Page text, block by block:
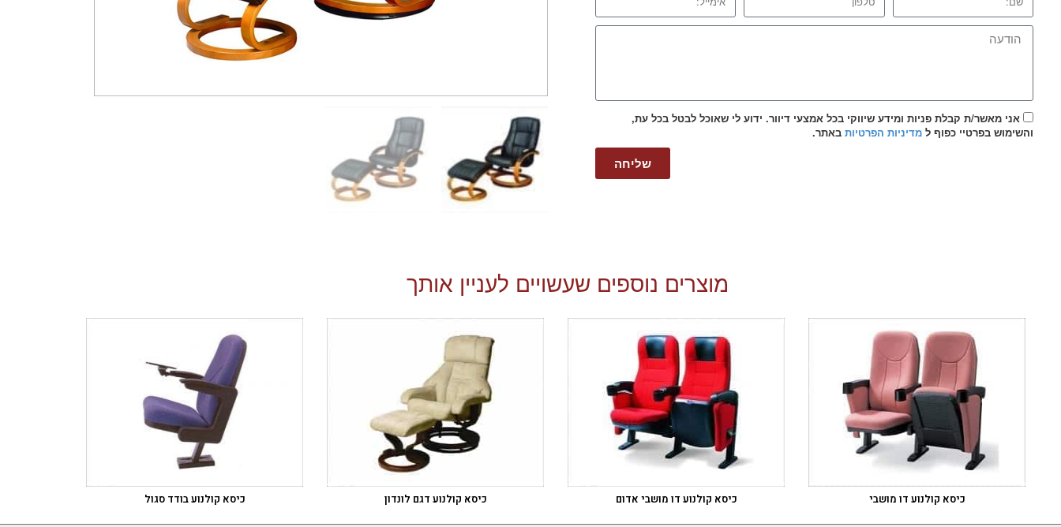
אני מאשר/ת קבלת פניות ומידע שיווקי בכל אמצעי דיוור. ידוע לי שאוכל לבטל בכל עת,
והשימוש בפרטיי כפוף ל מדיניות הפרטיות באתר.
שליחה
מוצרים נוספים שעשויים לעניין אותך
כיסא קולנוע דו מושבי כיסא קולנוע דו מושבי אדום כיסא קולנוע דגם לונדון כיסא קולנוע בודד סגול